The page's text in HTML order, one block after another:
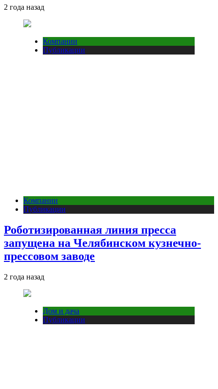
2 года назад
Компании
Публикации
Компании
Публикации
Роботизированная линия пресса
запущена на Челябинском кузнечно-
прессовом заводе
2 года назад
Дом и дача
Публикации